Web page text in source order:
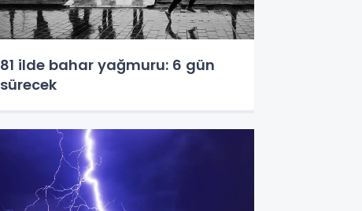
81 ilde bahar yağmuru: 6 gün
sürecek